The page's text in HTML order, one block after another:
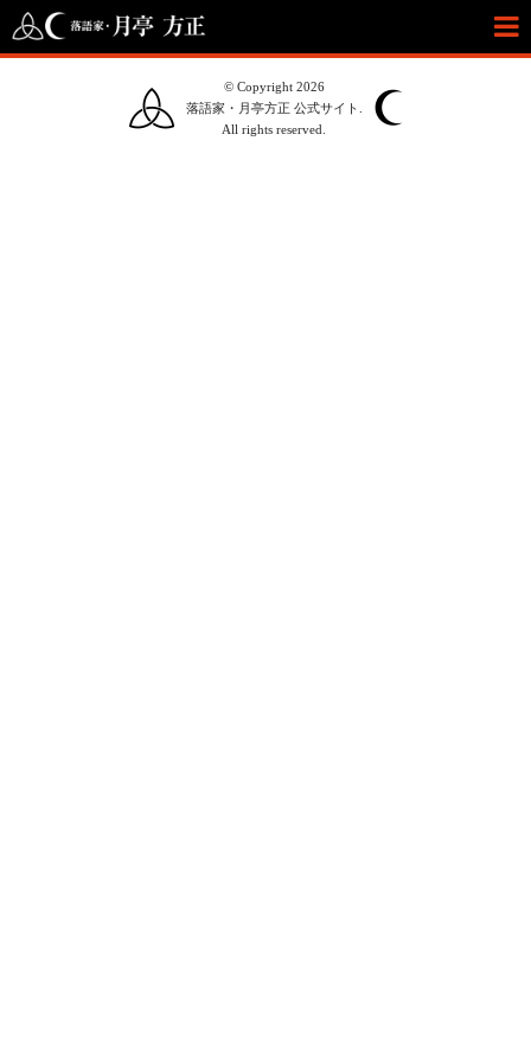
© Copyright 2026
落語家・月亭方正 公式サイト.
All rights reserved.